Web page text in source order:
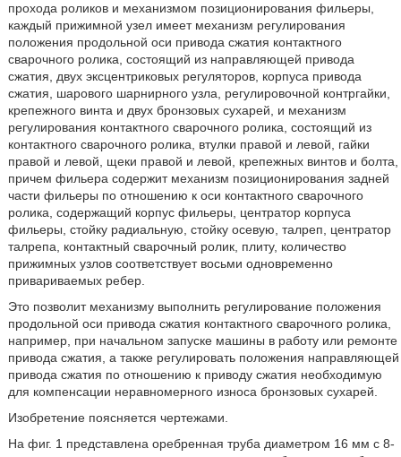
прохода роликов и механизмом позиционирования фильеры,
каждый прижимной узел имеет механизм регулирования
положения продольной оси привода сжатия контактного
сварочного ролика, состоящий из направляющей привода
сжатия, двух эксцентриковых регуляторов, корпуса привода
сжатия, шарового шарнирного узла, регулировочной контргайки,
крепежного винта и двух бронзовых сухарей, и механизм
регулирования контактного сварочного ролика, состоящий из
контактного сварочного ролика, втулки правой и левой, гайки
правой и левой, щеки правой и левой, крепежных винтов и болта,
причем фильера содержит механизм позиционирования задней
части фильеры по отношению к оси контактного сварочного
ролика, содержащий корпус фильеры, центратор корпуса
фильеры, стойку радиальную, стойку осевую, талреп, центратор
талрепа, контактный сварочный ролик, плиту, количество
прижимных узлов соответствует восьми одновременно
привариваемых ребер.
Это позволит механизму выполнить регулирование положения
продольной оси привода сжатия контактного сварочного ролика,
например, при начальном запуске машины в работу или ремонте
привода сжатия, а также регулировать положения направляющей
привода сжатия по отношению к приводу сжатия необходимую
для компенсации неравномерного износа бронзовых сухарей.
Изобретение поясняется чертежами.
На фиг. 1 представлена оребренная труба диаметром 16 мм с 8-